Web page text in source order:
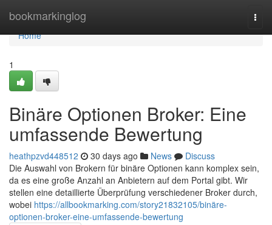
bookmarkinglog
Home
Home
1
Binäre Optionen Broker: Eine
umfassende Bewertung
heathpzvd448512 30 days ago News
Discuss
Die Auswahl von Brokern für binäre Optionen kann komplex sein,
da es eine große Anzahl an Anbietern auf dem Portal gibt. Wir
stellen eine detaillierte Überprüfung verschiedener Broker durch,
wobei https://allbookmarking.com/story21832105/binäre-
optionen-broker-eine-umfassende-bewertung